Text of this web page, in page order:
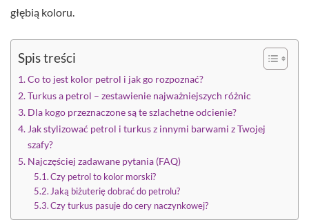
głębią koloru.
Spis treści
Co to jest kolor petrol i jak go rozpoznać?
Turkus a petrol – zestawienie najważniejszych różnic
Dla kogo przeznaczone są te szlachetne odcienie?
Jak stylizować petrol i turkus z innymi barwami z Twojej
szafy?
Najczęściej zadawane pytania (FAQ)
Czy petrol to kolor morski?
Jaką biżuterię dobrać do petrolu?
Czy turkus pasuje do cery naczynkowej?